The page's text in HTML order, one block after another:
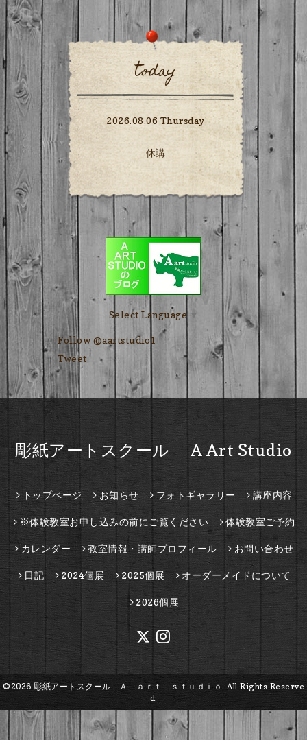
today
2026.08.06 Thursday
休講
Select Language ▼
Follow @aartstudio1
Tweet
彫紙アートスクール A Art Studio
トップページ お知らせ フォトギャラリー 講座内容
※体験教室お申し込みの前にご覧ください 体験教室ご予約
カレンダー 教室情報・講師プロフィール お問い合わせ
日記 2024個展 2025個展 オーダーメイドについて
2026個展
©2026 彫紙アートスクール Ａ－ａｒｔ－ｓｔｕｄｉｏ . All Rights Reserve
d.